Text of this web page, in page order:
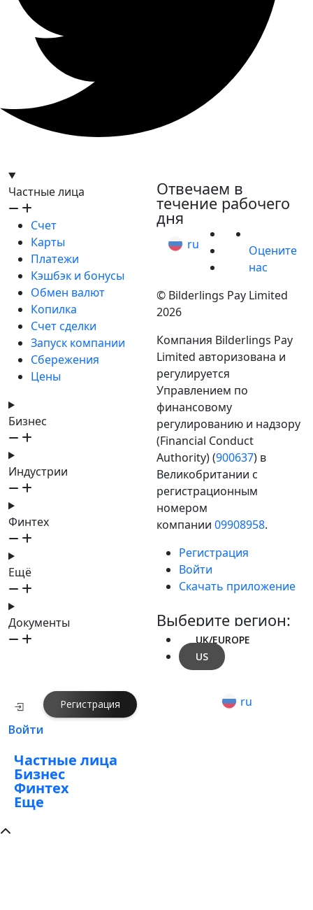
Частные лица
Счет
Карты
Платежи
Кэшбэк и бонусы
Обмен валют
Копилка
Счет сделки
Запуск компании
Сбережения
Цены
Бизнес
Индустрии
Финтех
Ещё
Документы
Отвечаем в
течение рабочего
дня
ru
Оцените
нас
© Bilderlings Pay Limited
2026
Компания Bilderlings Pay
Limited авторизована и
регулируется
Управлением по
финансовому
регулированию и надзору
(Financial Conduct
Authority) (900637) в
Великобритании с
регистрационным
номером
компании 09908958.
Регистрация
Войти
Скачать приложение
Выберите регион:
UK/EUROPE
US
Войти
Регистрация ru
Частные лица
Бизнес
Финтех
Еще